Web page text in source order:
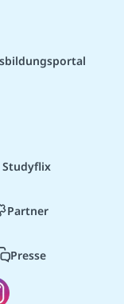
Studyflix
Partner
Presse